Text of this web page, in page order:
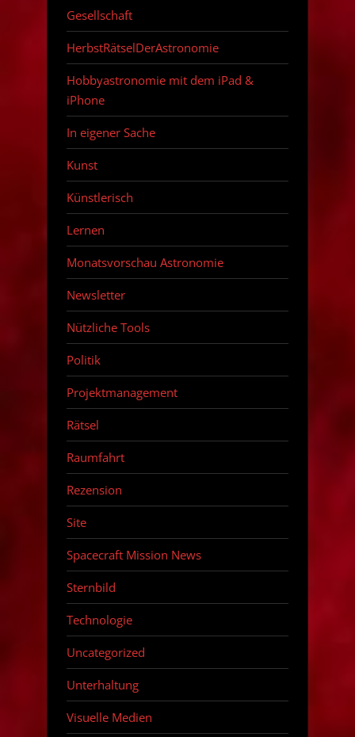
Gesellschaft
HerbstRätselDerAstronomie
Hobbyastronomie mit dem iPad &
iPhone
In eigener Sache
Kunst
Künstlerisch
Lernen
Monatsvorschau Astronomie
Newsletter
Nützliche Tools
Politik
Projektmanagement
Rätsel
Raumfahrt
Rezension
Site
Spacecraft Mission News
Sternbild
Technologie
Uncategorized
Unterhaltung
Visuelle Medien